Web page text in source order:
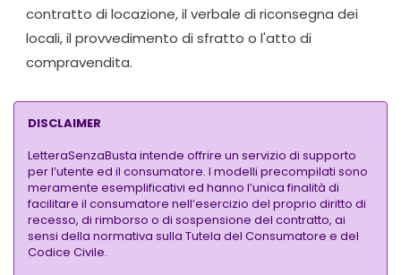
contratto di locazione, il verbale di riconsegna dei
locali, il provvedimento di sfratto o l'atto di
compravendita.
DISCLAIMER
LetteraSenzaBusta intende offrire un servizio di supporto
per l’utente ed il consumatore. I modelli precompilati sono
meramente esemplificativi ed hanno l’unica finalità di
facilitare il consumatore nell’esercizio del proprio diritto di
recesso, di rimborso o di sospensione del contratto, ai
sensi della normativa sulla Tutela del Consumatore e del
Codice Civile.